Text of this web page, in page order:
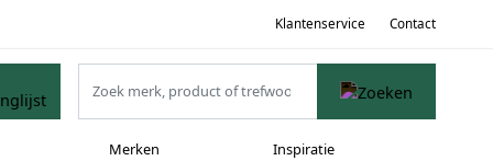
Klantenservice Contact
Merken Inspiratie